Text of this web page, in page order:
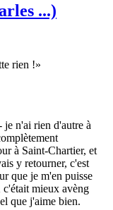
...)
rien !
je n'ai rien d'autre à
à Saint-Chartier, et
y retourner, c'est
que je m'en puisse
c'était mieux avèng
que j'aime bien.